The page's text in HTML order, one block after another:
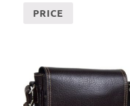
PRICE